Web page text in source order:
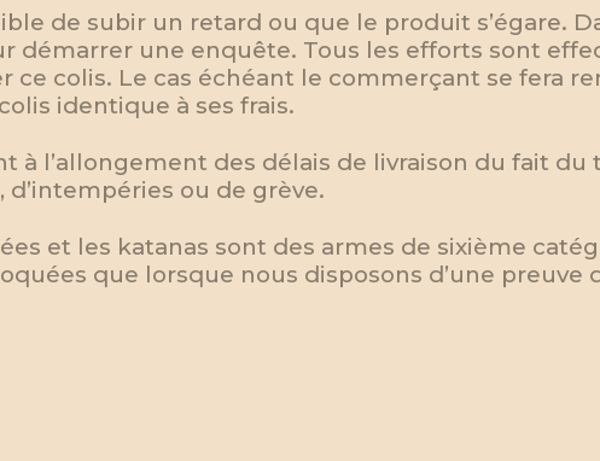
de subir un retard ou que le produit s’égare.
démarrer une enquête. Tous les efforts sont
ce colis. Le cas échéant le commerçant se fera
identique à ses frais.
à l’allongement des délais de livraison du fait du
ou de grève.
et les katanas sont des armes de sixième
que lorsque nous disposons d’une preuve